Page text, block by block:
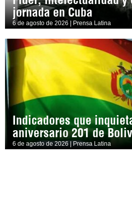
jornada en Cuba
6 de agosto de 2026 | Prensa Latina
Indicadores que
aniversario 201 de
6 de agosto de 2026 | Prensa Latina